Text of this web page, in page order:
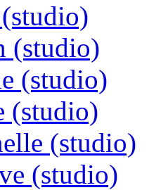
(studio)
(studio)
(studio)
(studio)
(studio)